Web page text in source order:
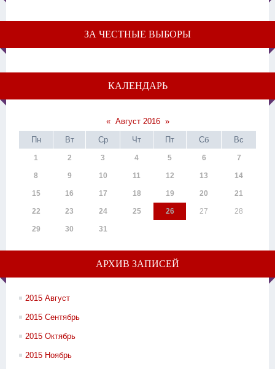
ЗА ЧЕСТНЫЕ ВЫБОРЫ
КАЛЕНДАРЬ
« Август 2016 »
Пн
Вт Ср Чт Пт Сб Вс
1 2 3 4 5 6 7
8 9 10 11 12 13 14
15 16 17 18 19 20 21
22 23 24 25 26 27 28
29 30 31
АРХИВ ЗАПИСЕЙ
2015 Август
2015 Сентябрь
2015 Октябрь
2015 Ноябрь